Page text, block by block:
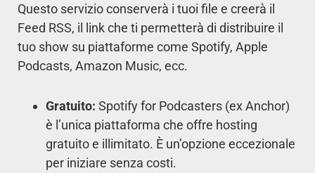
Questo servizio conserverà i tuoi file e creerà il
Feed RSS, il link che ti permetterà di distribuire il
tuo show su piattaforme come Spotify, Apple
Podcasts, Amazon Music, ecc.
Gratuito: Spotify for Podcasters (ex Anchor)
è l’unica piattaforma che offre hosting
gratuito e illimitato. È un’opzione eccezionale
per iniziare senza costi.